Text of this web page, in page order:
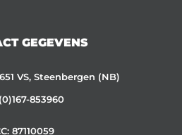
GEGEVENS
VS, Steenbergen (NB)
853960
87110059